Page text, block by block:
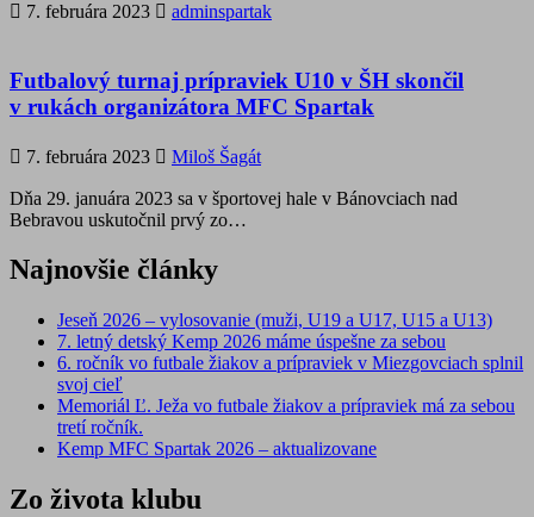
7. februára 2023 adminspartak
Futbalový turnaj prípraviek U10 v ŠH skončil
v rukách organizátora MFC Spartak
7. februára 2023 Miloš Šagát
Dňa 29. januára 2023 sa v športovej hale v Bánovciach nad
Bebravou uskutočnil prvý zo…
Najnovšie články
Jeseň 2026 – vylosovanie (muži, U19 a U17, U15 a U13)
7. letný detský Kemp 2026 máme úspešne za sebou
6. ročník vo futbale žiakov a prípraviek v Miezgovciach splnil
svoj cieľ
Memoriál Ľ. Ježa vo futbale žiakov a prípraviek má za sebou
tretí ročník.
Kemp MFC Spartak 2026 – aktualizovane
Zo života klubu